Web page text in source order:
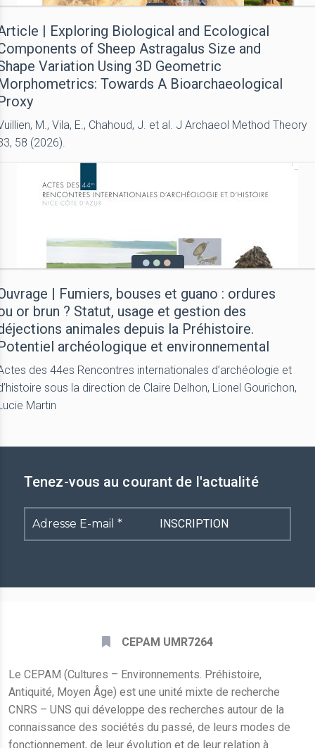
| Exploring Biological and Ecological
of Sheep Astragalus Size and
Variation Using 3D Geometric
Towards A Bioarchaeological
M., Vila, E., Chahoud, J. et al. J Archaeol Method Theory
58 (2026).
| Fumiers, bouses et guano : ordures
or brun ? Statut, usage et gestion des
animales depuis la Préhistoire.
archéologique et environnemental
des 44es Rencontres internationales d’archéologie et
sous la direction de Claire Delhon, Lionel Gourichon,
Martin
Tenez-vous au courant de l'actualité
Adresse
E-
CEPAM UMR7264
Le CEPAM (Cultures – Environnements. Préhistoire,
Antiquité, Moyen Âge) est une unité mixte de recherche
CNRS – UNS qui développe des recherches autour de la
connaissance des sociétés du passé, de leurs modes de
fonctionnement, de leur évolution et de leur relation à